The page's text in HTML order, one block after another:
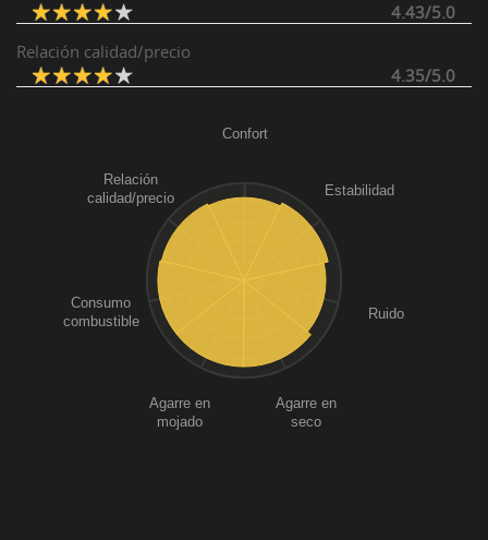
4.43/5.0
Relación calidad/precio
4.35/5.0
Confort
Estabilidad
Ruido
Agarre en
seco
Agarre en
mojado
Consumo
combustible
Relación
calidad/precio